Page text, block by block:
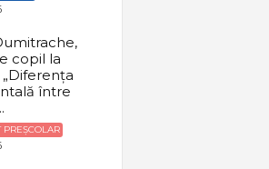
copil la
între